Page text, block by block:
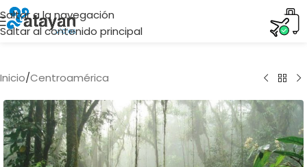
Saltar a la navegación
Saltar al contenido principal
Inicio/Centroamérica